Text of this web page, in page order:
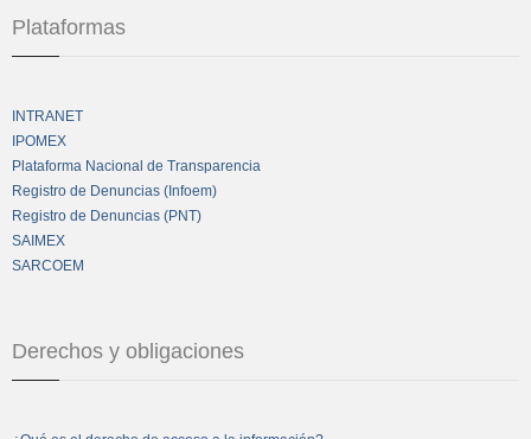
Plataformas
INTRANET
IPOMEX
Plataforma Nacional de Transparencia
Registro de Denuncias (Infoem)
Registro de Denuncias (PNT)
SAIMEX
SARCOEM
Derechos y obligaciones